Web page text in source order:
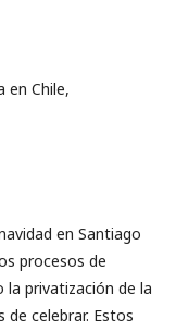
en Chile,
en Santiago
procesos de
la privatización de la
de celebrar. Estos